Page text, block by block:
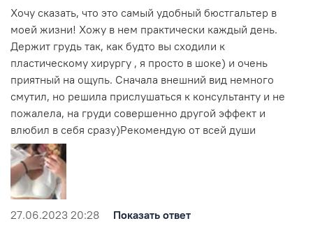
Хочу сказать, что это самый удобный бюстгальтер в
моей жизни! Хожу в нем практически каждый день.
Держит грудь так, как будто вы сходили к
пластическому хирургу , я просто в шоке) и очень
приятный на ощупь. Сначала внешний вид немного
смутил, но решила прислушаться к консультанту и не
пожалела, на груди совершенно другой эффект и
влюбил в себя сразу)Рекомендую от всей души
27.06.2023 20:28 Показать ответ